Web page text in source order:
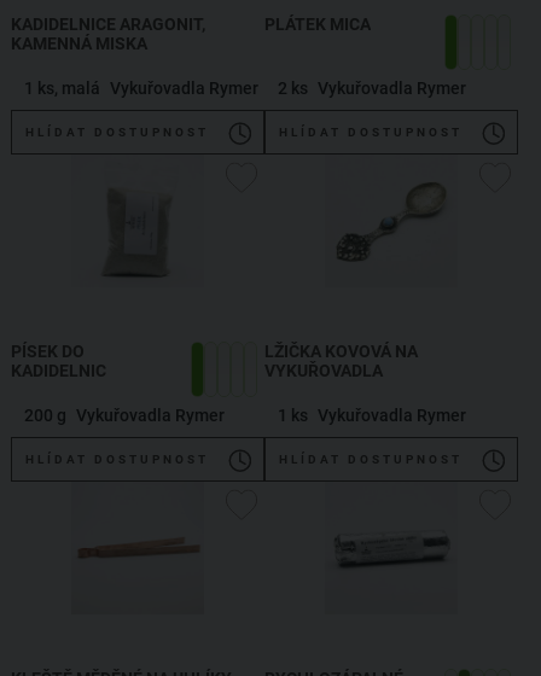
KADIDELNICE ARAGONIT,
KAMENNÁ MISKA
1 ks, malá Vykuřovadla Rymer
HLÍDAT DOSTUPNOST
PLÁTEK MICA
2 ks Vykuřovadla Rymer
HLÍDAT DOSTUPNOST
PÍSEK DO
KADIDELNIC
200 g Vykuřovadla Rymer
HLÍDAT DOSTUPNOST
LŽIČKA KOVOVÁ NA
VYKUŘOVADLA
1 ks Vykuřovadla Rymer
HLÍDAT DOSTUPNOST